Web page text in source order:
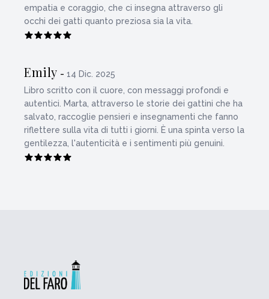
empatia e coraggio, che ci insegna attraverso gli
occhi dei gatti quanto preziosa sia la vita.
Emily - 14 Dic. 2025
Libro scritto con il cuore, con messaggi profondi e
autentici. Marta, attraverso le storie dei gattini che ha
salvato, raccoglie pensieri e insegnamenti che fanno
riflettere sulla vita di tutti i giorni. È una spinta verso la
gentilezza, l'autenticità e i sentimenti più genuini.